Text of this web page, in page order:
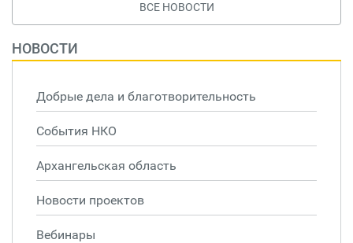
ВСЕ НОВОСТИ
НОВОСТИ
Добрые дела и благотворительность
События НКО
Архангельская область
Новости проектов
Вебинары